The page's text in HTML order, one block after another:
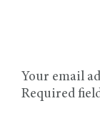
Your email
Required